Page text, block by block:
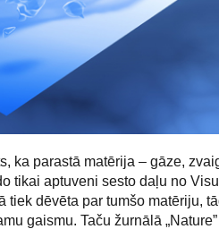
ka parastā matērija – gāze,
tikai aptuveni sesto daļu no
tiek dēvēta par tumšo matēriju,
gaismu. Taču žurnālā